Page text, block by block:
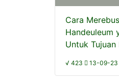
Cara
Handeuleum
Untuk
√ 423 13-09-23